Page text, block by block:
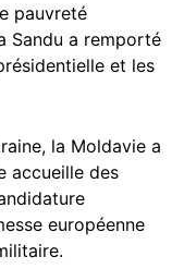
pauvreté
Sandu a remporté
et les
la Moldavie a
accueille des
européenne